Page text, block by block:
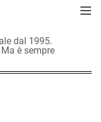
dal 1995.
è sempre
M